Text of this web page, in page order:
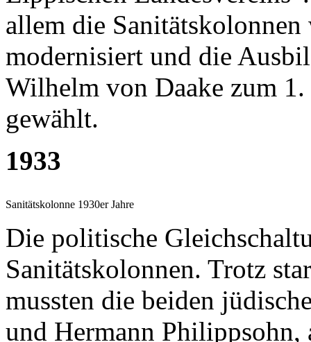
allem die
modernisiert und die
Wilhelm von Daake zum
gewählt.
1933
Sanitätskolonne 1930er Jahre
Die politische
Sanitätskolonnen. Trotz
mussten die beiden
und Hermann Philippsohn,